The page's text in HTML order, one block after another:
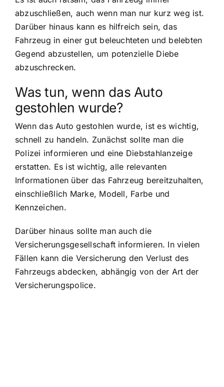
abzuschließen, auch wenn man nur kurz weg ist.
Darüber hinaus kann es hilfreich sein, das
Fahrzeug in einer gut beleuchteten und belebten
Gegend abzustellen, um potenzielle Diebe
abzuschrecken.
Was tun, wenn das Auto
gestohlen wurde?
Wenn das Auto gestohlen wurde, ist es wichtig,
schnell zu handeln. Zunächst sollte man die
Polizei informieren und eine Diebstahlanzeige
erstatten. Es ist wichtig, alle relevanten
Informationen über das Fahrzeug bereitzuhalten,
einschließlich Marke, Modell, Farbe und
Kennzeichen.
Darüber hinaus sollte man auch die
Versicherungsgesellschaft informieren. In vielen
Fällen kann die Versicherung den Verlust des
Fahrzeugs abdecken, abhängig von der Art der
Versicherungspolice.